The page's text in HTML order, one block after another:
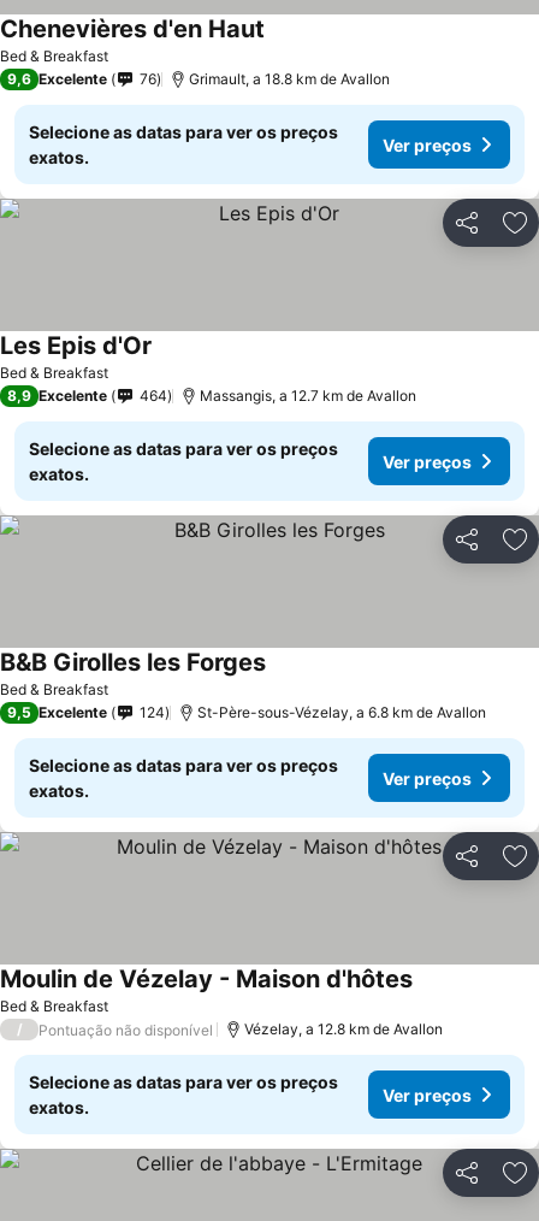
Bed & Breakfast
Chenevières d'en Haut
9,6 Excelente 76 Grimault, a 18.8 km de Avallon
Selecione as datas para ver os preços
exatos.
Ver preços
Partilhar
Bed & Breakfast
Les Epis d'Or
8,9 Excelente 464 Massangis, a 12.7 km de Avallon
Selecione as datas para ver os preços
exatos.
Ver preços
Partilhar
Bed & Breakfast
B&B Girolles les Forges
9,5 Excelente 124 St-Père-sous-Vézelay, a 6.8 km de Avallon
Selecione as datas para ver os preços
exatos.
Ver preços
Partilhar
Bed & Breakfast
Moulin de Vézelay - Maison d'hôtes
/ Pontuação não disponível Vézelay, a 12.8 km de Avallon
Selecione as datas para ver os preços
exatos.
Ver preços
Partilhar